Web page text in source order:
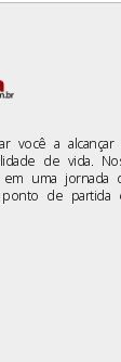
você a
de vida.
uma jornada
de